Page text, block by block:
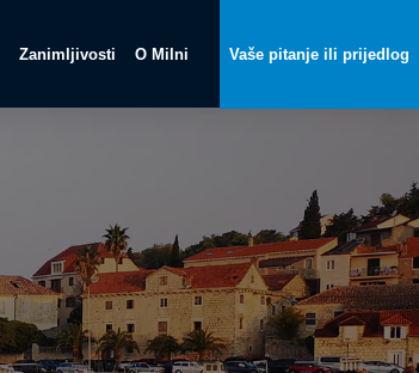
Zanimljivosti O Milni Vaše pitanje ili prijedlog